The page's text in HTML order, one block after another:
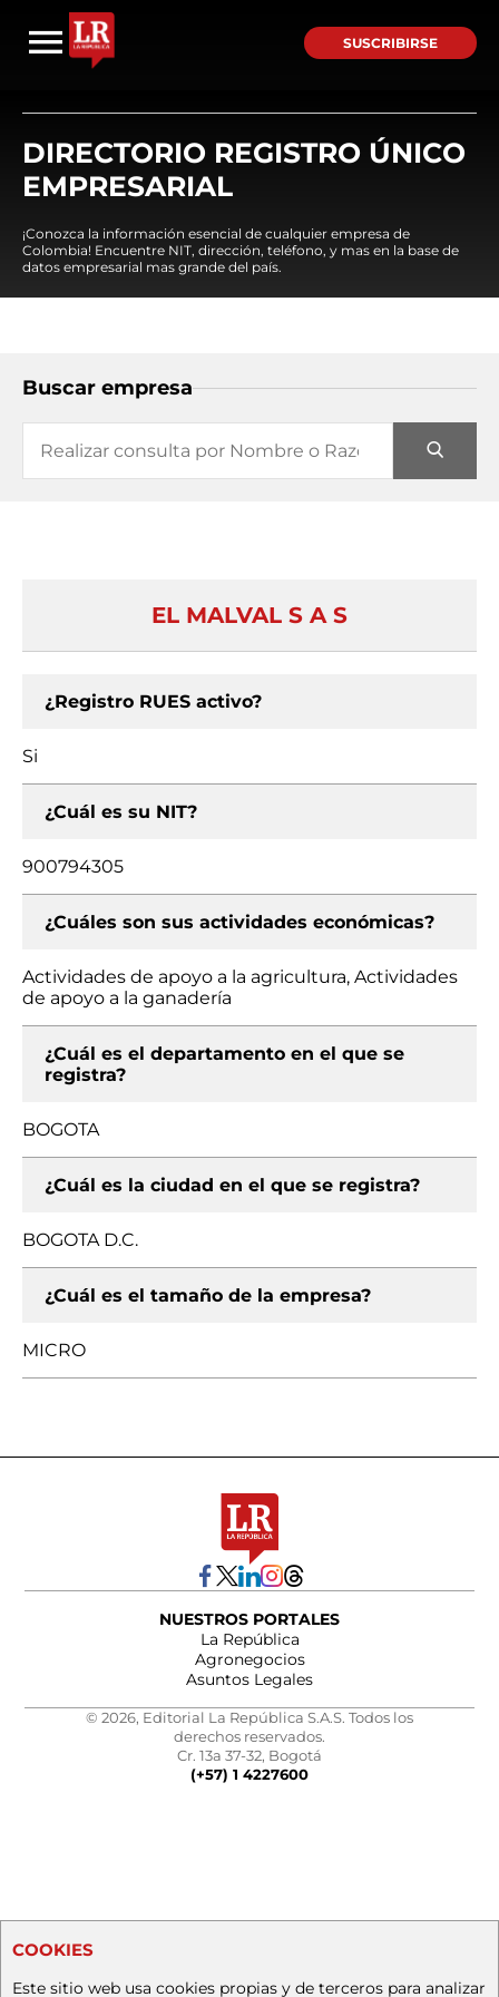
SUSCRIBIRSE
DIRECTORIO REGISTRO ÚNICO
EMPRESARIAL
¡Conozca la información esencial de cualquier empresa de
Colombia! Encuentre NIT, dirección, teléfono, y mas en la base de
datos empresarial mas grande del país.
Buscar empresa
EL MALVAL S A S
¿Registro RUES activo?
Si
¿Cuál es su NIT?
900794305
¿Cuáles son sus actividades económicas?
Actividades de apoyo a la agricultura, Actividades
de apoyo a la ganadería
¿Cuál es el departamento en el que se
registra?
BOGOTA
¿Cuál es la ciudad en el que se registra?
BOGOTA D.C.
¿Cuál es el tamaño de la empresa?
MICRO
NUESTROS PORTALES
La República
Agronegocios
Asuntos Legales
© 2026, Editorial La República S.A.S. Todos los
derechos reservados.
Cr. 13a 37-32, Bogotá
(+57) 1 4227600
COOKIES
Este sitio web usa cookies propias y de terceros para analizar